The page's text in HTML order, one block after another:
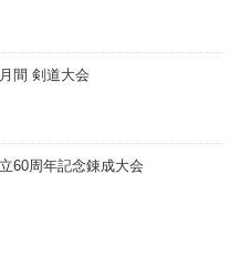
間 剣道大会
60周年記念錬成大会